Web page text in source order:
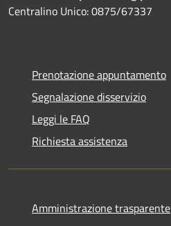
Centralino Unico: 0875/67337
Prenotazione appuntamento
Segnalazione disservizio
Leggi le FAQ
Richiesta assistenza
Amministrazione trasparente